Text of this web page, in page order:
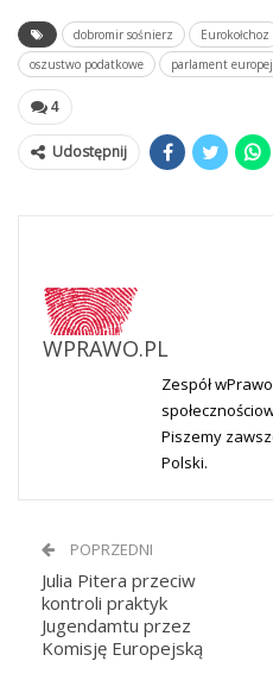
dobromir sośnierz Eurokołchoz
oszustwo podatkowe
parlament
4
Udostępnij
WPRAWO.PL
Zespół
Piszemy
Polski.
POPRZEDNI
Julia Pitera przeciw
kontroli praktyk
Jugendamtu przez
Komisję Europejską